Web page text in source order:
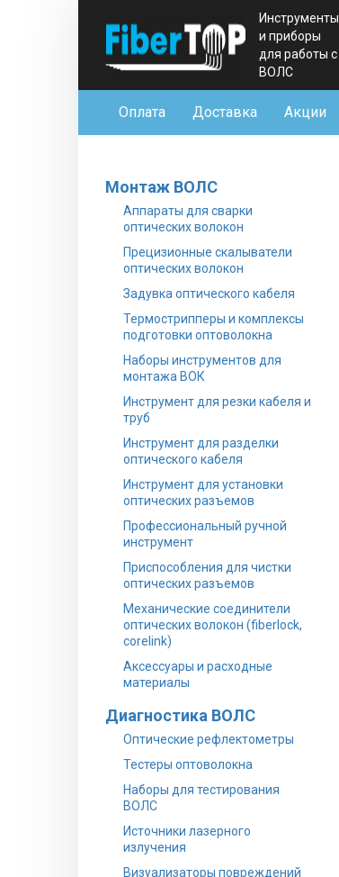
Инструменты
и приборы
для работы с
ВОЛС
Оплата Доставка Акции
Монтаж ВОЛС
Аппараты для сварки
оптических волокон
Прецизионные скалыватели
оптических волокон
Задувка оптического кабеля
Термострипперы и комплексы
подготовки оптоволокна
Наборы инструментов для
монтажа ВОК
Инструмент для резки кабеля и
труб
Инструмент для разделки
оптического кабеля
Инструмент для установки
оптических разъемов
Профессиональный ручной
инструмент
Приспособления для чистки
оптических разъемов
Механические соединители
оптических волокон (fiberlock,
corelink)
Аксессуары и расходные
материалы
Диагностика ВОЛС
Оптические рефлектометры
Тестеры оптоволокна
Наборы для тестирования
ВОЛС
Источники лазерного
излучения
Визуализаторы повреждений